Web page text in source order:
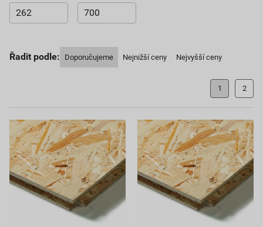
Řadit podle: Doporučujeme Nejnižší ceny Nejvyšší ceny
1 2